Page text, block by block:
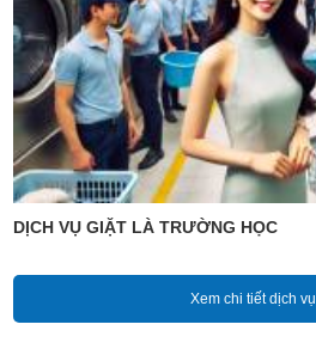
DỊCH VỤ GIẶT LÀ TRƯỜNG HỌC
Xem chi tiết dịch vụ